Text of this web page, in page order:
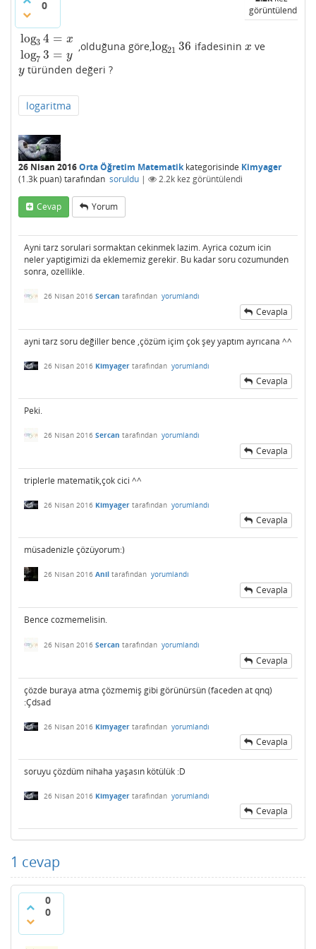
0
görüntülendi
log3 4 = x
log7 3 = y
log34 = log7 3=y
,olduğuna göre,log21 36
log21 36 ifadesinin x
x ve
y
ytüründen değeri ?
logaritma
26 Nisan 2016Orta Öğretim Matematikkategorisinde Kimyager
(1.3k puan) tarafından soruldu | 2.2k kez görüntülendi
Cevap Yorum
Ayni tarz sorulari sormaktan cekinmek lazim. Ayrica cozum icin
neler yaptigimizi da eklememiz gerekir. Bu kadar soru cozumunden
sonra, ozellikle.
26 Nisan 2016 Sercan tarafından yorumlandı
Cevapla
ayni tarz soru değiller bence ,çözüm içim çok şey yaptım ayrıcana ^^
26 Nisan 2016 Kimyager tarafından yorumlandı
Cevapla
Peki.
26 Nisan 2016 Sercan tarafından yorumlandı
Cevapla
triplerle matematik,çok cici ^^
26 Nisan 2016 Kimyager tarafından yorumlandı
Cevapla
müsadenizle çözüyorum:)
26 Nisan 2016 Anil tarafından yorumlandı
Cevapla
Bence cozmemelisin.
26 Nisan 2016 Sercan tarafından yorumlandı
Cevapla
çözde buraya atma çözmemiş gibi görünürsün (faceden at qnq)
:Çdsad
26 Nisan 2016 Kimyager tarafından yorumlandı
Cevapla
soruyu çözdüm nihaha yaşasın kötülük :D
26 Nisan 2016 Kimyager tarafından yorumlandı
Cevapla
1 cevap
0
0